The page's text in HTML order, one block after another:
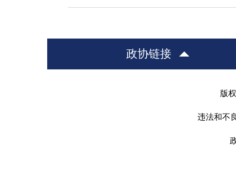
政协链接
版
违法和不